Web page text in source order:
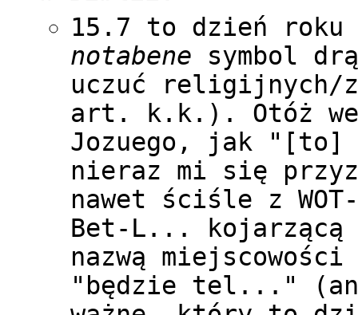
15.7 to dzień
notabene symbol
uczuć religijnych/
art. k.k.). Otóż
Jozuego, jak
nieraz mi się
nawet ściśle z
Bet-L...
nazwą
"będzie tel..."